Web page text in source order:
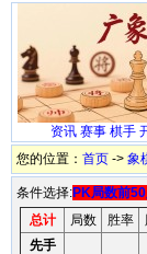
资讯 赛事 棋手
您的位置： 首页 -> 象
条件选择:PK局数前
总计
局数 胜率
先手